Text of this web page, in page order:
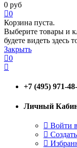
0 руб
0
Корзина пуста.
Выберите товары и
будете видеть
Закрыть
0
+7 (495) 971-
Личный
Войти